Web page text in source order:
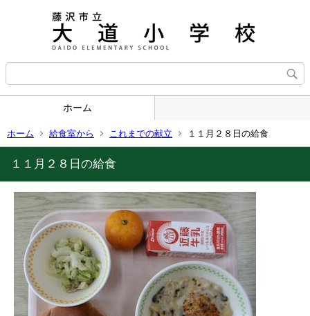
ホーム
ホーム 給食室から これまでの献立 １１月２８日の給食
１１月２８日の給食